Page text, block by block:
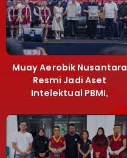
Muay Aerobik Nusantara
Resmi Jadi Aset
Intelektual PBMI,
Terobosan Bangun
Grassroots